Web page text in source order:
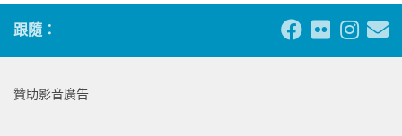
跟隨：
贊助影音廣告